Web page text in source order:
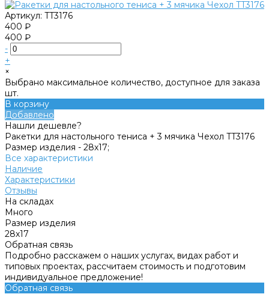
Артикул: TT3176
400 ₽
400 ₽
-
+
×
Выбрано максимальное количество, доступное для заказа
шт.
В корзину
Добавлено
Нашли дешевле?
Ракетки для настольного тениса + 3 мячика Чехол TT3176
Размер изделия - 28х17;
Все характеристики
Наличие
Характеристики
Отзывы
На складах
Много
Размер изделия
28х17
Обратная связь
Подробно расскажем о наших услугах, видах работ и
типовых проектах, рассчитаем стоимость и подготовим
индивидуальное предложение!
Обратная связь